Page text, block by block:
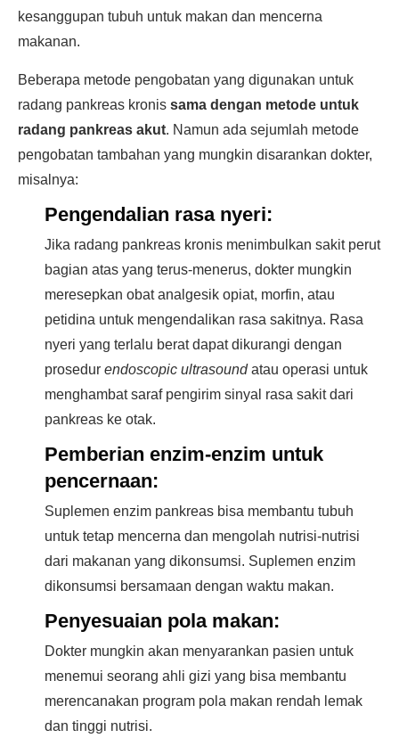
kesanggupan tubuh untuk makan dan mencerna
makanan.
Beberapa metode pengobatan yang digunakan untuk
radang pankreas kronis sama dengan metode untuk
radang pankreas akut. Namun ada sejumlah metode
pengobatan tambahan yang mungkin disarankan dokter,
misalnya:
Pengendalian rasa nyeri:
Jika radang pankreas kronis menimbulkan sakit perut
bagian atas yang terus-menerus, dokter mungkin
meresepkan obat analgesik opiat, morfin, atau
petidina untuk mengendalikan rasa sakitnya. Rasa
nyeri yang terlalu berat dapat dikurangi dengan
prosedur endoscopic ultrasoundatau operasi untuk
menghambat saraf pengirim sinyal rasa sakit dari
pankreas ke otak.
Pemberian enzim-enzim untuk
pencernaan:
Suplemen enzim pankreas bisa membantu tubuh
untuk tetap mencerna dan mengolah nutrisi-nutrisi
dari makanan yang dikonsumsi. Suplemen enzim
dikonsumsi bersamaan dengan waktu makan.
Penyesuaian pola makan:
Dokter mungkin akan menyarankan pasien untuk
menemui seorang ahli gizi yang bisa membantu
merencanakan program pola makan rendah lemak
dan tinggi nutrisi.